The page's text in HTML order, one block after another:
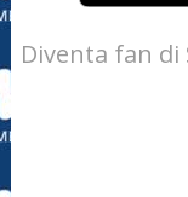
Diventa fan